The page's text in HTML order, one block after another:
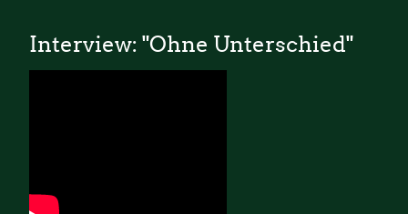
Interview: "Ohne Unterschied"